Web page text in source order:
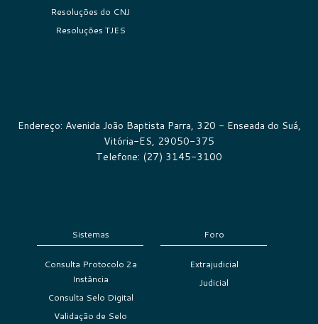
Resoluções do CNJ
Resoluções TJES
Endereço: Avenida João Baptista Parra, 320 - Enseada do Suá,
Vitória-ES, 29050-375
Telefone: (27) 3145-3100
Sistemas
Consulta Protocolo 2a
Instância
Consulta Selo Digital
Validação de Selo
Foro
Extrajudicial
Judicial